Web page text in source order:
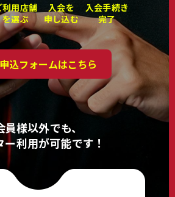
利用店舗
を選ぶ
入会を
申し込む
入会手続き
完了
込フォームはこちら
員様以外でも、
ー利用が可能です！